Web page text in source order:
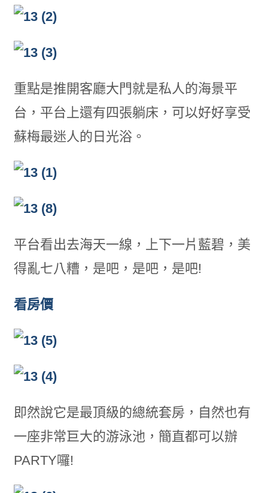
重點是推開客廳大門就是私人的海景平
台，平台上還有四張躺床，可以好好享受
蘇梅最迷人的日光浴。
平台看出去海天一線，上下一片藍碧，美
得亂七八糟，是吧，是吧，是吧!
看房價
即然說它是最頂級的總統套房，自然也有
一座非常巨大的游泳池，簡直都可以辦
PARTY囉!